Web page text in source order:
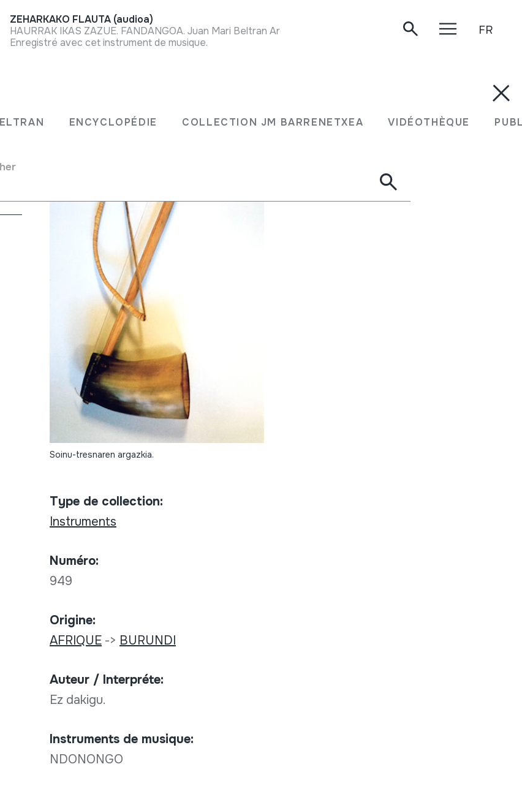
ENCYCLOPÉDIE COLLECTION JM BARRENETXEA VIDÉOTHÈQUE
ZEHARKAKO FLAUTA (audioa)
Enregistré avec cet instrument de musique.
FR
Soinu-tresnaren argazkia.
Type de collection:
Instruments
Numéro:
949
Origine:
AFRIQUE-> BURUNDI
Auteur / Interpréte:
Ez dakigu.
Instruments de musique:
NDONONGO